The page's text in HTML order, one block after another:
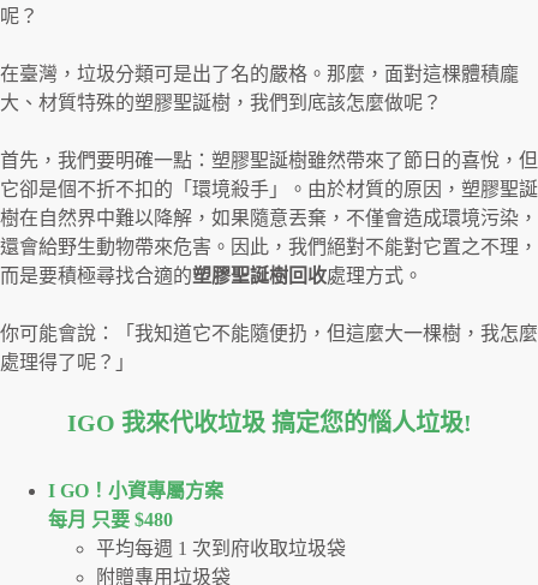
呢？
在臺灣，垃圾分類可是出了名的嚴格。那麼，面對這棵體積龐
大、材質特殊的塑膠聖誕樹，我們到底該怎麼做呢？
首先，我們要明確一點：塑膠聖誕樹雖然帶來了節日的喜悅，但
它卻是個不折不扣的「環境殺手」。由於材質的原因，塑膠聖誕
樹在自然界中難以降解，如果隨意丟棄，不僅會造成環境污染，
還會給野生動物帶來危害。因此，我們絕對不能對它置之不理，
而是要積極尋找合適的塑膠聖誕樹回收處理方式。
你可能會說：「我知道它不能隨便扔，但這麼大一棵樹，我怎麼
處理得了呢？」
IGO 我來代收垃圾 搞定您的惱人垃圾!
I GO！⼩資專屬⽅案
每月 只要 $480
平均每週 1 次到府收取垃圾袋
附贈專用垃圾袋